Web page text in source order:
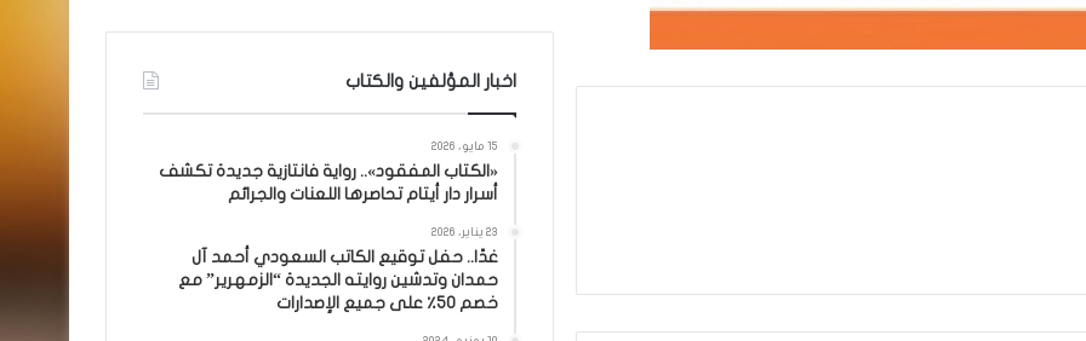
اخبار المؤلفين والكتاب
15 مايو، 2026
«الكتاب المفقود».. رواية فانتازية جديدة تكشف
أسرار دار أيتام تحاصرها اللعنات والجرائم
23 يناير، 2026
غدًا.. حفل توقيع الكاتب السعودي أحمد آل
حمدان وتدشين روايته الجديدة “الزمهرير” مع
خصم 50٪ على جميع الإصدارات